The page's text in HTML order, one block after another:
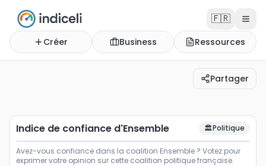
🇫🇷
Créer Business Ressources
Partager
Indice de confiance d'Ensemble
Avez-vous confiance dans la coalition Ensemble ?
Indice de confiance d'Ensemble 🏛️Politique
Avez-vous confiance dans la coalition Ensemble ? Votez pour
exprimer votre opinion sur cette coalition politique française.